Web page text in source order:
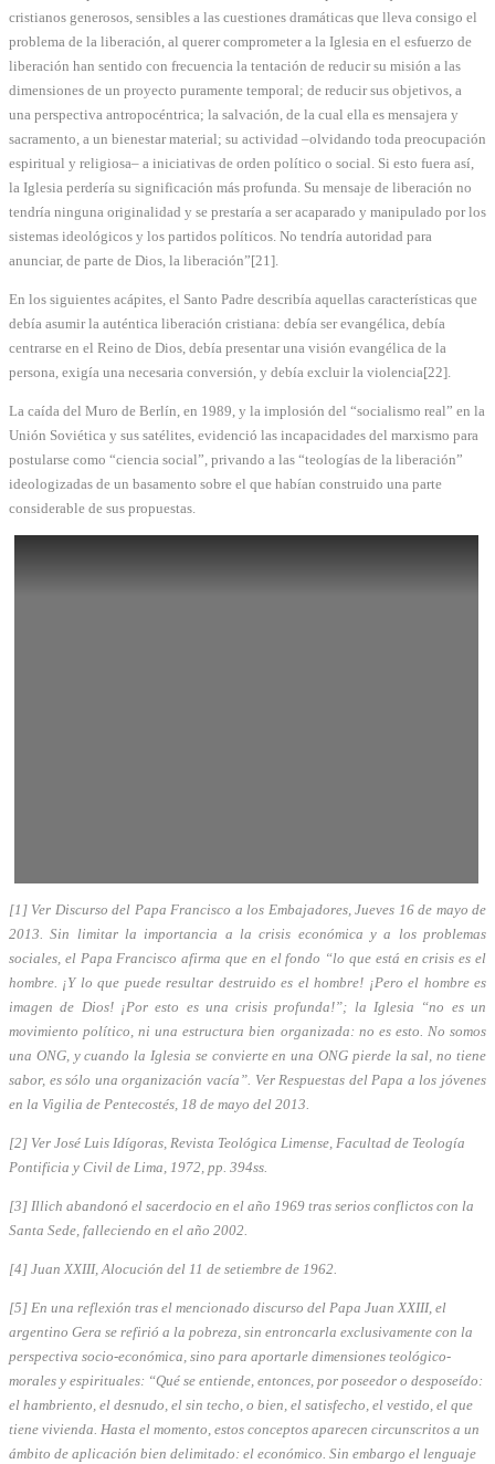
cristianos generosos, sensibles a las cuestiones dramáticas que lleva consigo el
problema de la liberación, al querer comprometer a la Iglesia en el esfuerzo de
liberación han sentido con frecuencia la tentación de reducir su misión a las
dimensiones de un proyecto puramente temporal; de reducir sus objetivos, a
una perspectiva antropocéntrica; la salvación, de la cual ella es mensajera y
sacramento, a un bienestar material; su actividad –olvidando toda preocupación
espiritual y religiosa– a iniciativas de orden político o social. Si esto fuera así,
la Iglesia perdería su significación más profunda. Su mensaje de liberación no
tendría ninguna originalidad y se prestaría a ser acaparado y manipulado por los
sistemas ideológicos y los partidos políticos. No tendría autoridad para
anunciar, de parte de Dios, la liberación”[21].
En los siguientes acápites, el Santo Padre describía aquellas características que
debía asumir la auténtica liberación cristiana: debía ser evangélica, debía
centrarse en el Reino de Dios, debía presentar una visión evangélica de la
persona, exigía una necesaria conversión, y debía excluir la violencia[22].
La caída del Muro de Berlín, en 1989, y la implosión del “socialismo real” en la
Unión Soviética y sus satélites, evidenció las incapacidades del marxismo para
postularse como “ciencia social”, privando a las “teologías de la liberación”
ideologizadas de un basamento sobre el que habían construido una parte
considerable de sus propuestas.
[1] Ver Discurso del Papa Francisco a los Embajadores, Jueves 16 de mayo de
2013. Sin limitar la importancia a la crisis económica y a los problemas
sociales, el Papa Francisco afirma que en el fondo “lo que está en crisis es el
hombre. ¡Y lo que puede resultar destruido es el hombre! ¡Pero el hombre es
imagen de Dios! ¡Por esto es una crisis profunda!”; la Iglesia “no es un
movimiento político, ni una estructura bien organizada: no es esto. No somos
una ONG, y cuando la Iglesia se convierte en una ONG pierde la sal, no tiene
sabor, es sólo una organización vacía”. Ver Respuestas del Papa a los jóvenes
en la Vigilia de Pentecostés, 18 de mayo del 2013.
[2] Ver José Luis Idígoras, Revista Teológica Limense, Facultad de Teología
Pontificia y Civil de Lima, 1972, pp. 394ss.
[3] Illich abandonó el sacerdocio en el año 1969 tras serios conflictos con la
Santa Sede, falleciendo en el año 2002.
[4] Juan XXIII, Alocución del 11 de setiembre de 1962.
[5] En una reflexión tras el mencionado discurso del Papa Juan XXIII, el
argentino Gera se refirió a la pobreza, sin entroncarla exclusivamente con la
perspectiva socio-económica, sino para aportarle dimensiones teológico-
morales y espirituales: “Qué se entiende, entonces, por poseedor o desposeído:
el hambriento, el desnudo, el sin techo, o bien, el satisfecho, el vestido, el que
tiene vivienda. Hasta el momento, estos conceptos aparecen circunscritos a un
ámbito de aplicación bien delimitado: el económico. Sin embargo el lenguaje